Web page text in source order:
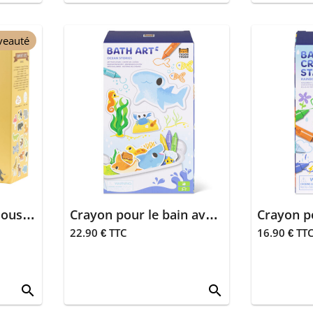
Jouets de bain en mousse - Safari
search
Crayon pour le bain avec rangement - Océan
22.90 € TTC
search
16.90 €